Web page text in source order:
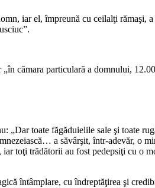
iar el, împreună cu ceilalţi rămaşi,
cămara particulară a domnului,
toate făgăduielile sale şi toate
a săvârşit, într-adevăr, o
iar toţi trădătorii au fost pedepsiţi cu
întâmplare, cu îndreptăţirea şi